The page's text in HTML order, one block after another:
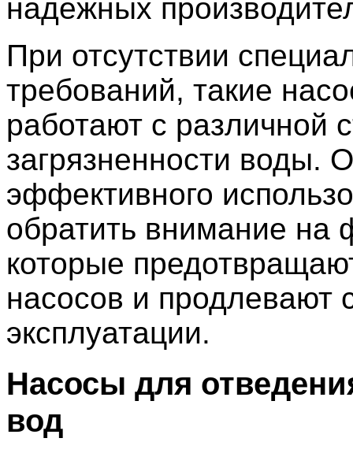
надежных
При отсутствии
требований, такие
работают с различной
загрязненности воды.
эффективного
обратить внимание на
которые
насосов и продлевают
эксплуатации.
Насосы для
вод